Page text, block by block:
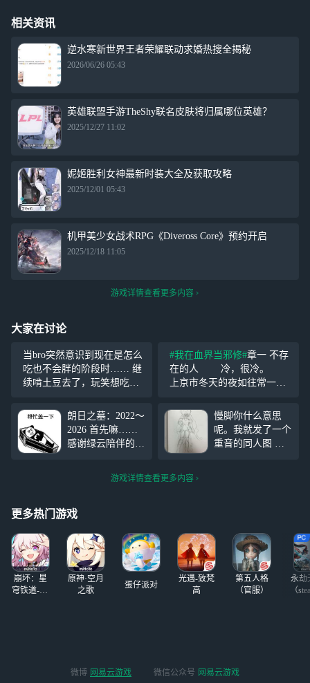
相关资讯
逆水寒新世界王者荣耀联动求婚热搜全揭秘
2026/06/26 05:43
英雄联盟手游TheShy联名皮肤将归属哪位英雄？
2025/12/27 11:02
妮姬胜利女神最新时装大全及获取攻略
2025/12/01 05:43
机甲美少女战术RPG《Diveross Core》预约开启
2025/12/18 11:05
游戏详情查看更多内容
大家在讨论
当bro突然意识到现在是怎么
吃也不会胖的阶段时…… 继
续啃土豆去了，玩笑想吃我
#我在血界当邪修#章一 不存
在的人 冷，很冷。
上京市冬天的夜如往常一样
线前，红灯亮着，零零散散
的站着几个人。 陆仁乙
一成不变的站在最外侧，无
人同行，也无人侧目，发
朗日之墓：2022～
2026 首先嘛……
感谢绿云陪伴的这
云了，现实中一堆
事要忙，还有不少
面也认识了不少朋
们这些年的陪伴，
就酱紫，走啦 （
慢脚你什么意思
呢。我就发了一个
重音的同人图 我
游戏详情查看更多内容
更多热门游戏
崩坏：星
穹铁道-4.4
原神·空月
之歌
蛋仔派对
光遇-致梵
高
第五人格
（官服）
永劫
（
微博 网易云游戏 微信公众号 网易云游戏